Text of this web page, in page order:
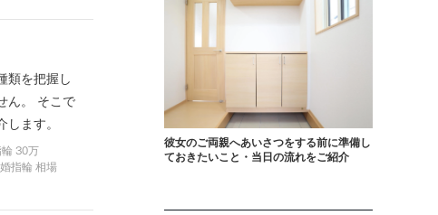
類を把握し
ん。 そこで
ます。
30万
指輪 相場
彼女のご両親へあいさつをする前に準備し
ておきたいこと・当日の流れをご紹介